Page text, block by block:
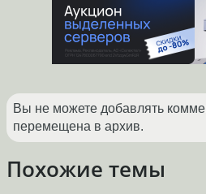
Вы не можете добавлять
перемещена в архив.
Похожие темы